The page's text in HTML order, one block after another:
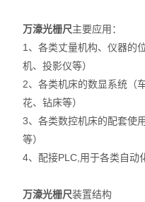
电线电缆试验机
卡尺
万濠光栅尺主要应用：
1、各类丈量机构、仪器的
机、投影仪等）
2、各类机床的数显系统（
花、钻床等）
3、各类数控机床的配套使
等）
4、配接PLC,用于各类自动
万濠光栅尺装置结构